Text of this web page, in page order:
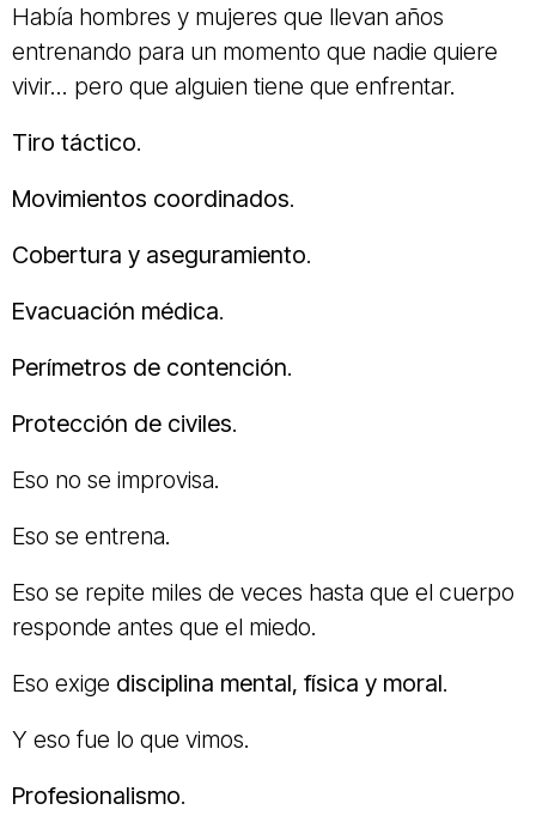
Había hombres y mujeres que llevan años
entrenando para un momento que nadie quiere
vivir... pero que alguien tiene que enfrentar.
Tiro táctico.
Movimientos coordinados.
Cobertura y aseguramiento.
Evacuación médica.
Perímetros de contención.
Protección de civiles.
Eso no se improvisa.
Eso se entrena.
Eso se repite miles de veces hasta que el cuerpo
responde antes que el miedo.
Eso exige disciplina mental, física y moral.
Y eso fue lo que vimos.
Profesionalismo.